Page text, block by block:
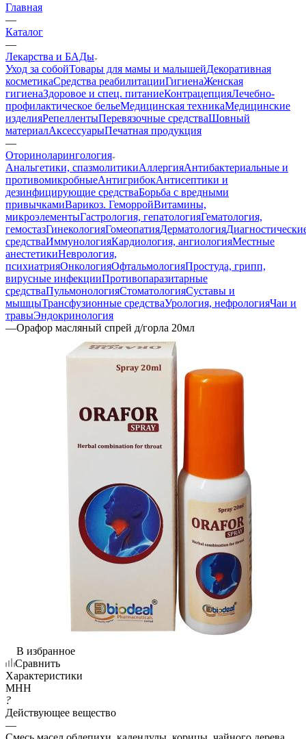
Главная
—
Каталог
—
Лекарства и БАДы
Уход за собойТовары для мамы и малышейДекоративная
косметикаСредства реабилитацииГигиенаЖенская
гигиенаЗдоровое и спец. питаниеКонтрацепцияЛечебно-
профилактическое бельеМедицинская техникаМедицинские
изделияРепеллентыПеревязочные средстваШовный
материалАксессуарыПечатная продукция
—
Оториноларингология
Анальгетики, спазмолитикиАллергияАнтибактериальные и
противомикробныеАнтигрибокАнтисептики и
дезинфицирующие средстваБорьба с вредными
привычкамиВарикоз. ГеморройВитамины,
микроэлементыГастрология, гепатологияГематология,
гемостазГинекологияГомеопатияДерматология
средстваИммунологияКардиология, ангиологияМестные
анестетикиНеврология,
психиатрияОнкологияОфтальмологияПростуда, грипп,
вирусные инфекцииПротивопаразитарные
средстваПульмонологияСтоматологияСуставы и
мышцыТрансфузионные средстваУрология, нефрологияЧаи и
травыЭндокринология
—Орафор масляный спрей д/горла 20мл
В избранное
Сравнить
Характеристики
МНН
?
Действующее вещество
—